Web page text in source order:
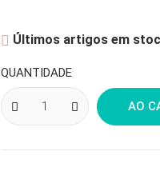
 Últimos artigos em
QUANTIDADE
AO